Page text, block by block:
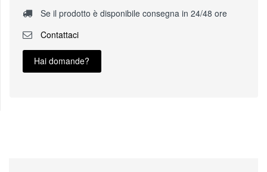
Se il prodotto è disponibile consegna in 24/48 ore
Contattaci
Hai domande?